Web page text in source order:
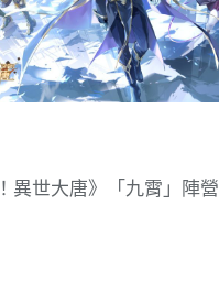
異世大唐》「九霄」陣營